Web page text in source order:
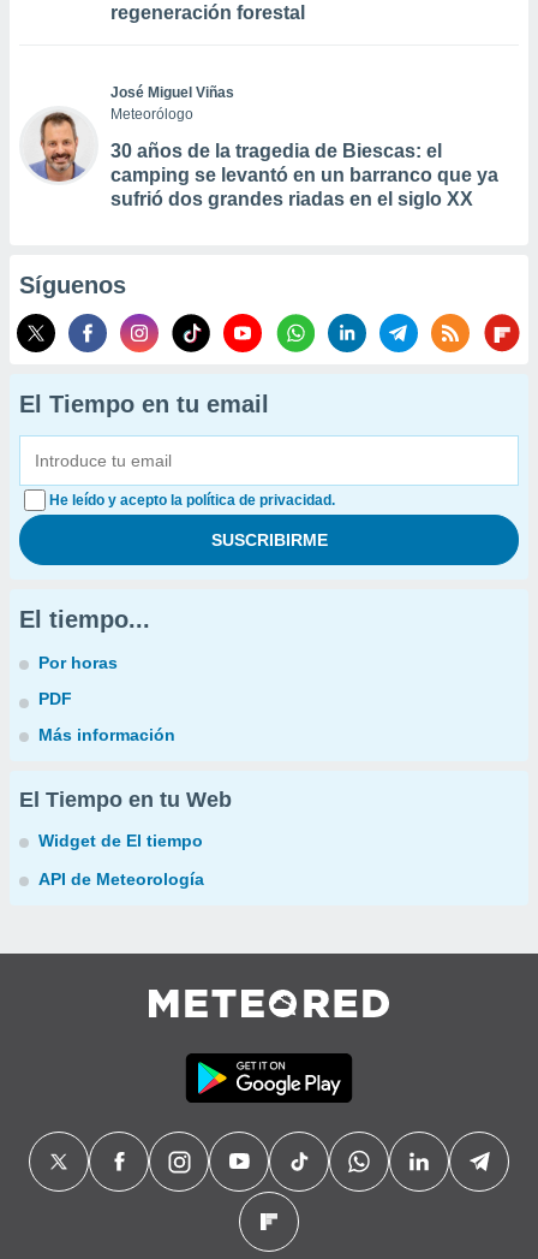
regeneración forestal
José Miguel Viñas
Meteorólogo
30 años de la tragedia de Biescas: el
camping se levantó en un barranco que ya
sufrió dos grandes riadas en el siglo XX
Síguenos
El Tiempo en tu email
He leído y acepto la política de privacidad.
El tiempo...
Por horas
PDF
Más información
El Tiempo en tu Web
Widget de El tiempo
API de Meteorología